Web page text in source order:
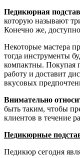
Педикюрная
которую называют
Конечно же,
Некоторые мастера
тогда инструменты
компактны. Покупая
работу и доставит
вкусовых
Внимательно
быть таким, чтобы
клиентов в течение
Педикюрные
Педикюр сегодня